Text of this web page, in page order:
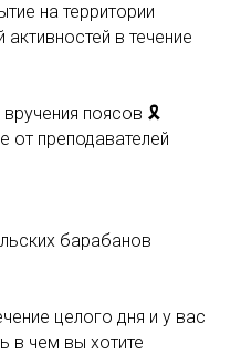
на территории
в течение
поясов 🎗️
от преподавателей
барабанов
целого дня и у вас
в чем вы хотите